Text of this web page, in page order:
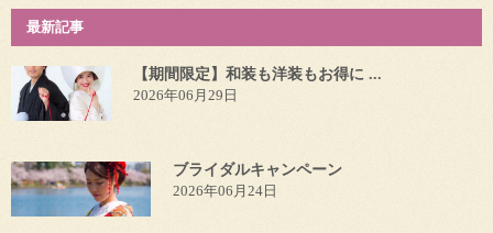
最新記事
【期間限定】和装も洋装もお得に ...
2026年06月29日
ブライダルキャンペーン
2026年06月24日